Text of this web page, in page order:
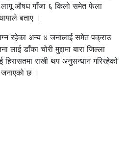
लागू औषध गाँजा ६ किलो समेत फेला
बताए ।
रहेका अन्य ४ जनालाई समेत पक्राउ
डाँका चोरी मुद्दामा बारा जिल्ला
हिरासतमा राखी थप अनुसन्धान गरिरहेको
जनाएको छ ।